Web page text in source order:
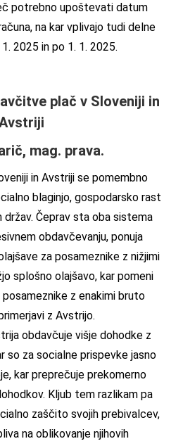
potrebno upoštevati datum
na kar vplivajo tudi delne
2025 in po 1. 1. 2025.
plač v Sloveniji in
mag. prava.
in Avstriji se pomembno
blaginjo, gospodarsko rast
Čeprav sta oba sistema
obdavčevanju, ponuja
za posameznike z nižjimi
splošno olajšavo, kar pomeni
z enakimi bruto
z Avstrijo.
obdavčuje višje dohodke z
so za socialne prispevke jasno
kar preprečuje prekomerno
Kljub tem razlikam pa
zaščito svojih prebivalcev,
na oblikovanje njihovih